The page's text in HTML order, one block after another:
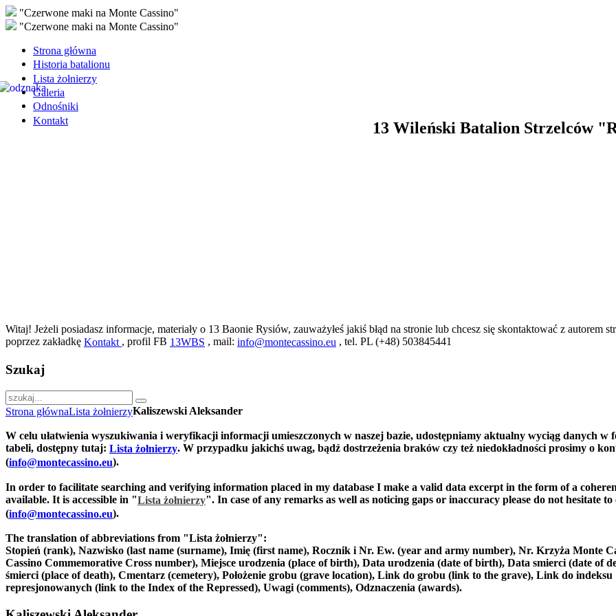
"Czerwone maki na Monte Cassino"
"Czerwone maki na Monte Cassino"
Strona główna
Historia batalionu
Lista żołnierzy
Galeria
Odnośniki
Kontakt
13 Wileński Batalion Strzelców
Witaj! Jeżeli posiadasz informacje, materiały o 13 Baonie Rysiów, zauważyłeś jakiś błąd na stronie lub chcesz się skontaktować z autorem
poprzez zakładkę Kontakt , profil FB 13WBS , mail: info@montecassino.eu , tel. PL (+48) 503845441
Szukaj
Strona głównaLista żołnierzyKaliszewski Aleksander
W celu ułatwienia wyszukiwania i weryfikacji informacji umieszczonych w naszej bazie, udostępniamy aktualny wyciąg danych w
tabeli, dostępny tutaj: Lista żołnierzy. W przypadku jakichś uwag, bądź dostrzeżenia braków czy też niedokładności prosimy o
(info@montecassino.eu).
In order to facilitate searching and verifying information placed in my database I make a valid data excerpt in the form of a
available. It is accessible in "Lista żołnierzy". In case of any remarks as well as noticing gaps or inaccuracy please do not hesitate to
(info@montecassino.eu).
The translation of abbreviations from "Lista żołnierzy":
Stopień (rank), Nazwisko (last name (surname), Imię (first name), Rocznik i Nr. Ew. (year and army number), Nr. Krzyża Monte
Cassino Commemorative Cross number), Miejsce urodzenia (place of birth), Data urodzenia (date of birth), Data smierci (date of
śmierci (place of death), Cmentarz (cemetery), Położenie grobu (grave location), Link do grobu (link to the grave), Link do indeksu
represjonowanych (link to the Index of the Repressed), Uwagi (comments), Odznaczenia (awards).